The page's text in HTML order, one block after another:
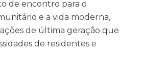
de encontro para o
e a vida moderna,
de última geração que
de residentes e